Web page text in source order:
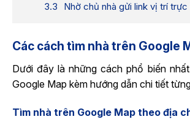
Nhờ chủ nhà gửi link vị trí trực
Các cách tìm nhà trên Google
Dưới đây là những cách phổ biến
Google Map kèm hướng dẫn chi tiết
Tìm nhà trên Google Map theo địa